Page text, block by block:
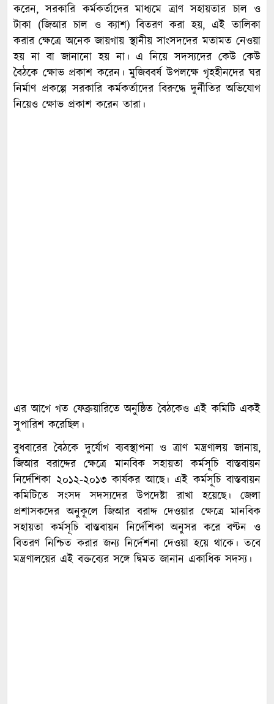
করেন, সরকারি কর্মকর্তাদের মাধ্যমে ত্রাণ সহায়তার চাল ও
টাকা (জিআর চাল ও ক্যাশ) বিতরণ করা হয়, এই তালিকা
করার ক্ষেত্রে অনেক জায়গায় স্থানীয় সাংসদদের মতামত নেওয়া
হয় না বা জানানো হয় না। এ নিয়ে সদস্যদের কেউ কেউ
বৈঠকে ক্ষোভ প্রকাশ করেন। মুজিববর্ষ উপলক্ষে গৃহহীনদের ঘর
নির্মাণ প্রকল্পে সরকারি কর্মকর্তাদের বিরুদ্ধে দুর্নীতির অভিযোগ
নিয়েও ক্ষোভ প্রকাশ করেন তারা।
এর আগে গত ফেব্রুয়ারিতে অনুষ্ঠিত বৈঠকেও এই কমিটি একই
সুপারিশ করেছিল।
বুধবারের বৈঠকে দুর্যোগ ব্যবস্থাপনা ও ত্রাণ মন্ত্রণালয় জানায়,
জিআর বরাদ্দের ক্ষেত্রে মানবিক সহায়তা কর্মসূচি বাস্তবায়ন
নির্দেশিকা ২০১২-২০১৩ কার্যকর আছে। এই কর্মসূচি বাস্তবায়ন
কমিটিতে সংসদ সদস্যদের উপদেষ্টা রাখা হয়েছে। জেলা
প্রশাসকদের অনুকূলে জিআর বরাদ্দ দেওয়ার ক্ষেত্রে মানবিক
সহায়তা কর্মসূচি বাস্তবায়ন নির্দেশিকা অনুসর করে বণ্টন ও
বিতরণ নিশ্চিত করার জন্য নির্দেশনা দেওয়া হয়ে থাকে। তবে
মন্ত্রণালয়ের এই বক্তব্যের সঙ্গে দ্বিমত জানান একাধিক সদস্য।